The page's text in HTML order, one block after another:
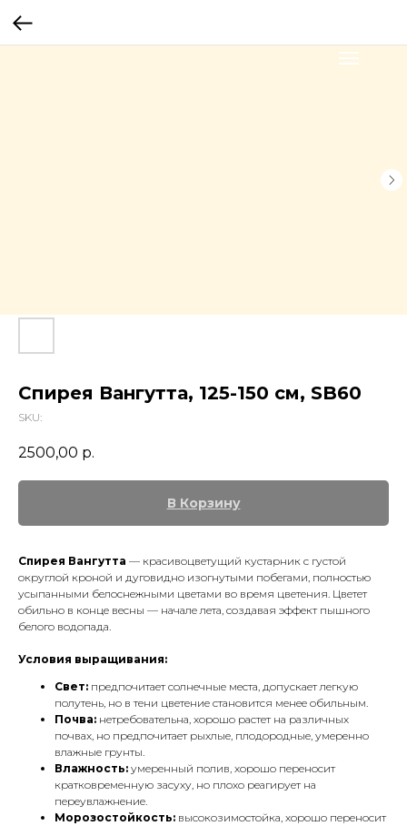
Спирея Вангутта, 125-150 см, SB60
SKU:
2500,00 р.
В Корзину
Спирея Вангутта — красивоцветущий кустарник с густой
округлой кроной и дуговидно изогнутыми побегами, полностью
усыпанными белоснежными цветами во время цветения. Цветет
обильно в конце весны — начале лета, создавая эффект пышного
белого водопада.
Условия выращивания:
Свет: предпочитает солнечные места, допускает легкую
полутень, но в тени цветение становится менее обильным.
Почва: нетребовательна, хорошо растет на различных
почвах, но предпочитает рыхлые, плодородные, умеренно
влажные грунты.
Влажность: умеренный полив, хорошо переносит
кратковременную засуху, но плохо реагирует на
переувлажнение.
Морозостойкость: высокозимостойка, хорошо переносит